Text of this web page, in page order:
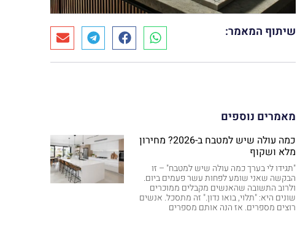
שיתוף המאמר:
מאמרים נוספים
כמה עולה שיש למטבח ב-2026? מחירון
מלא ושקוף
"תגידו לי בערך כמה עולה שיש למטבח" – זו
הבקשה שאני שומע לפחות עשר פעמים ביום.
ולרוב התשובה שהאנשים מקבלים ממוכרים
שונים היא: "תלוי, בואו נדון." זה מתסכל. אנשים
רוצים מספרים. אז הנה אותם מספרים